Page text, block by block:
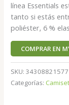
línea Essentials
tanto si estás
poliéster, 6 %
COMPRAR EN
SKU:34308821577
Categorías: